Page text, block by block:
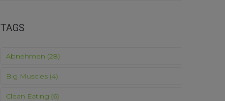
TAGS
Abnehmen (28)
Big Muscles (4)
Clean Eating (6)